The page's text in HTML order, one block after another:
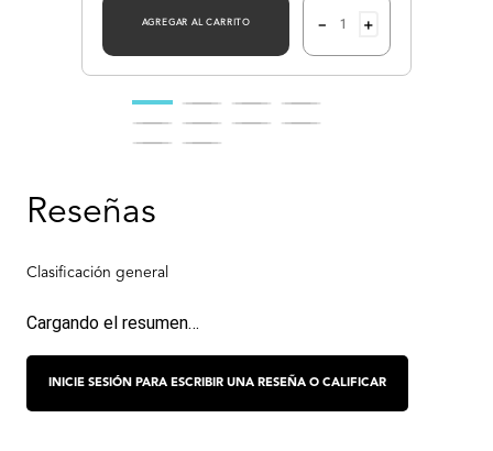
AGREGAR AL CARRITO ＋
－
Cargando el resumen…